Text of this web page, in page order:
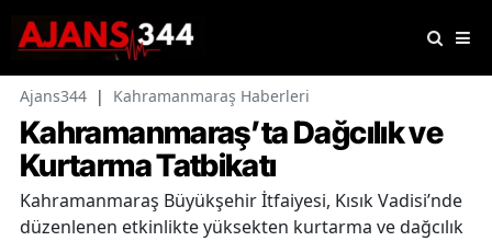
Ajans344 | Kahramanmaraş Haberleri
Kahramanmaraş’ta Dağcılık ve
Kurtarma Tatbikatı
Kahramanmaraş Büyükşehir İtfaiyesi, Kısık Vadisi’nde
düzenlenen etkinlikte yüksekten kurtarma ve dağcılık